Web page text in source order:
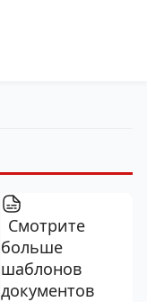
Смотрите
больше
шаблонов
документов